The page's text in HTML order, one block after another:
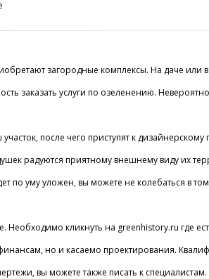
загородные комплексы. На даче или
заказать услуги по озеленению.
после чего приступят к
радуются приятному внешнему виду их
по уму уложен, вы можете не колебаться в
Необходимо кликнуть на greenhistory.ru где
но и касаемо проектирования.
вы можете также писать к